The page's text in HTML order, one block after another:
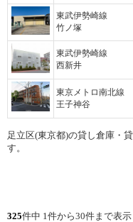
東武伊勢崎線
竹ノ塚
東武伊勢崎線
西新井
東京メトロ南北線
王子神谷
足立区(東京都)の貸し倉庫・
す。
325件中 1件から30件まで表示